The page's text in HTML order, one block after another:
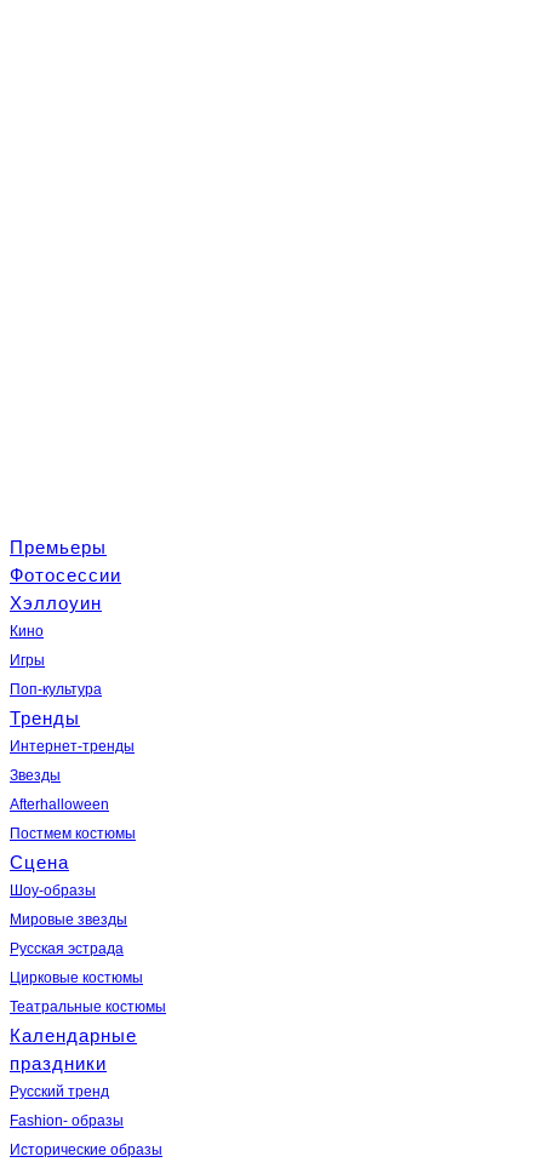
Премьеры
Фотосеcсии
Хэллоуин
Кино
Игры
Поп-культура
Тренды
Интернет-тренды
Звезды
Afterhalloween
Постмем костюмы
Сцена
Шоу-образы
Мировые звезды
Русская эстрада
Цирковые костюмы
Театральные костюмы
Календарные
праздники
Русский тренд
Fashion- образы
Исторические образы